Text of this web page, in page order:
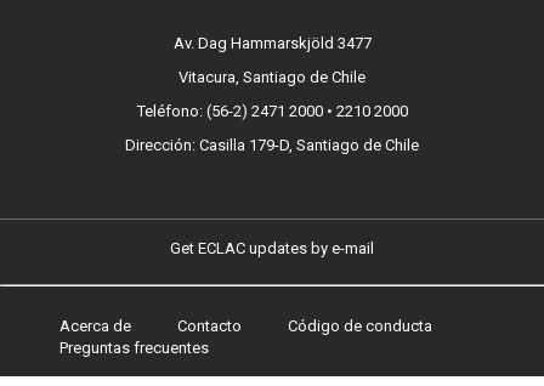
Av. Dag Hammarskjöld 3477
Vitacura, Santiago de Chile
Teléfono: (56-2) 2471 2000 • 2210 2000
Dirección: Casilla 179-D, Santiago de Chile
Get ECLAC updates by e-mail
Footer
Acerca de Contacto
Código de conducta
Preguntas frecuentes